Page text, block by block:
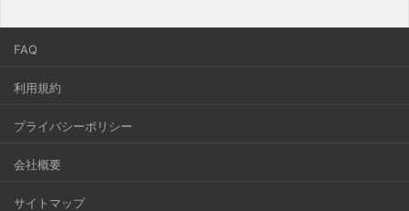
FAQ
利用規約
プライバシーポリシー
会社概要
サイトマップ